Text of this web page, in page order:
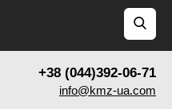
+38 (044)392-06-71
info@kmz-ua.com